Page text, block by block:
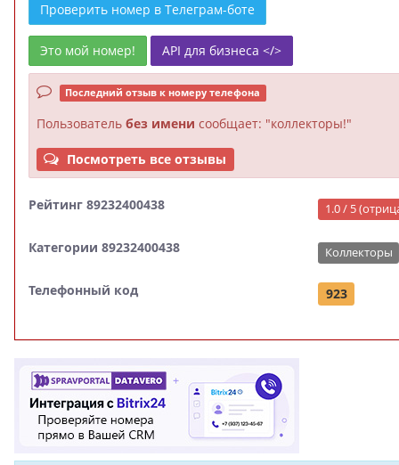
Проверить номер в Телеграм-боте
Это мой номер! API для бизнеса </>
Последний отзыв к номеру телефона
Пользователь без имени сообщает: "коллекторы!"
Посмотреть все отзывы
Рейтинг 89232400438 1.0 / 5
Категории 89232400438 Коллекторы
Телефонный код 923